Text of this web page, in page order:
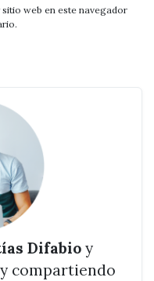
web en este navegador
Difabio y
compartiendo